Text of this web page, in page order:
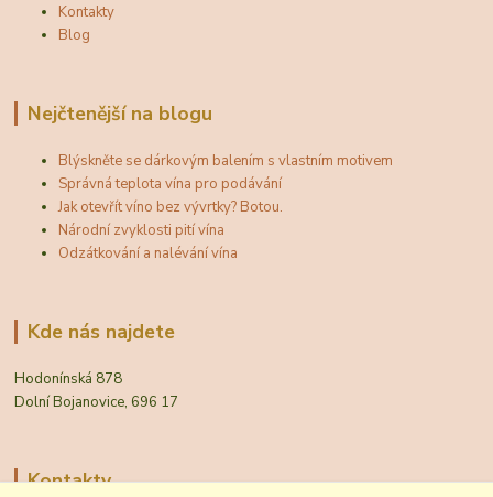
Kontakty
Blog
Nejčtenější na blogu
Blýskněte se dárkovým balením s vlastním motivem
Správná teplota vína pro podávání
Jak otevřít víno bez vývrtky? Botou.
Národní zvyklosti pití vína
Odzátkování a nalévání vína
Kde nás najdete
Hodonínská 878
Dolní Bojanovice, 696 17
Kontakty